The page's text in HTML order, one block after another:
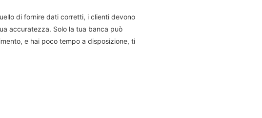
di fornire dati corretti, i clienti devono
accuratezza. Solo la tua banca può
e hai poco tempo a disposizione, ti